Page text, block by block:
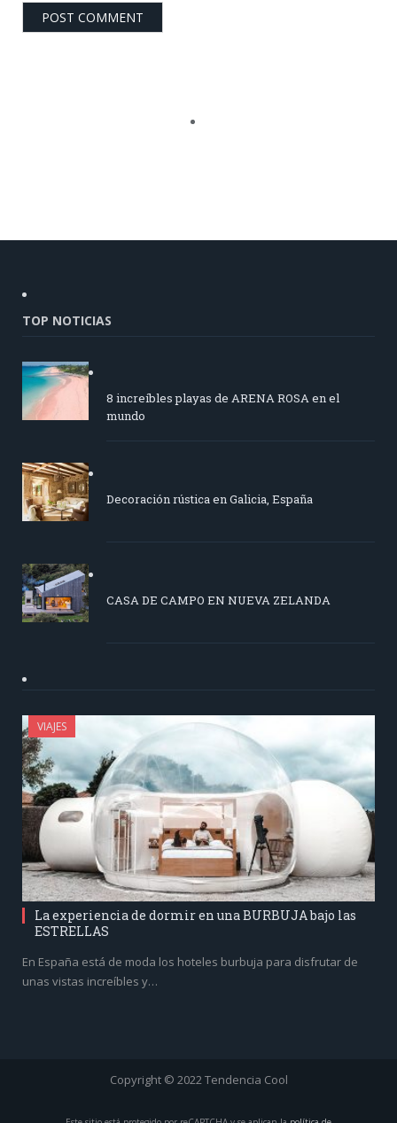
TOP NOTICIAS
8 increíbles playas de ARENA ROSA en el
mundo
Decoración rústica en Galicia, España
CASA DE CAMPO EN NUEVA ZELANDA
VIAJES
La experiencia de dormir en una BURBUJA bajo las
ESTRELLAS
En España está de moda los hoteles burbuja para disfrutar de
unas vistas increíbles y…
Copyright © 2022 Tendencia Cool